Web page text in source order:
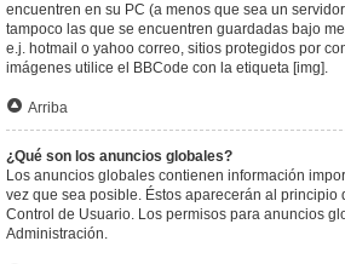
encuentren en su PC (a menos que sea un
tampoco las que se encuentren guardadas bajo
e.j. hotmail o yahoo correo, sitios protegidos por
imágenes utilice el BBCode con la etiqueta [img].
Arriba
¿Qué son los anuncios globales?
Los anuncios globales contienen información
vez que sea posible. Éstos aparecerán al principio
Control de Usuario. Los permisos para anuncios
Administración.